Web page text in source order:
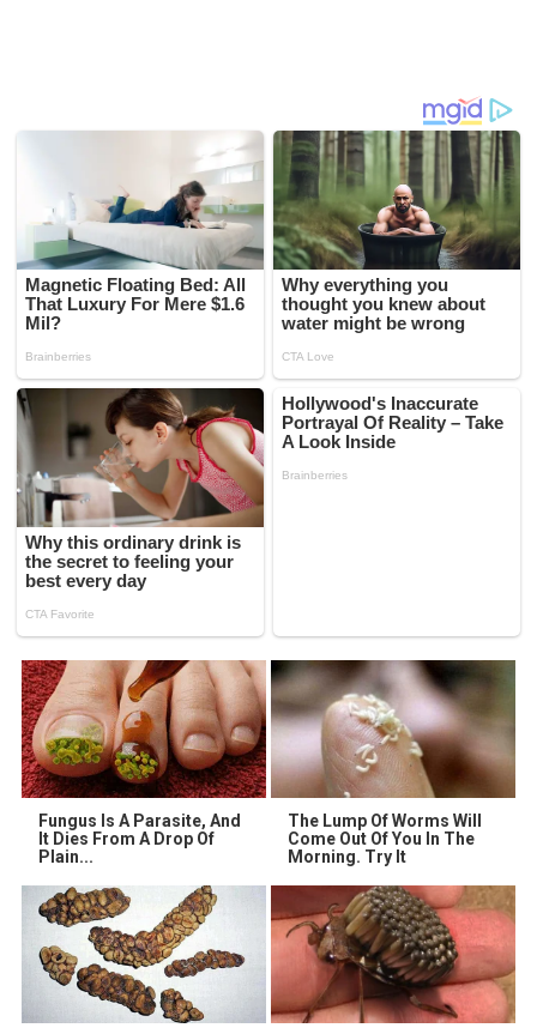
Fungus Is A Parasite, And
It Dies From A Drop Of
Plain...
The Lump Of Worms Will
Come Out Of You In The
Morning. Try It